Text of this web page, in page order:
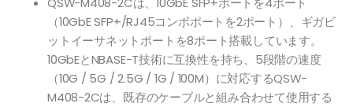
（10GbE SFP+/RJ45コンボポートを2ポート）、ギガビ
ットイーサネットポートを8ポート搭載しています。
10GbEとNBASE-T技術に互換性を持ち、5段階の速度
（10G / 5G / 2.5G / 1G / 100M）に対応するQSW-
M408-2Cは、既存のケーブルと組み合わせて使用する